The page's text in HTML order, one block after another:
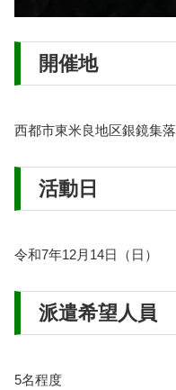
開催地
西都市東米良地区銀鏡集落
活動日
令和7年12月14日（日）
派遣希望人員
5名程度